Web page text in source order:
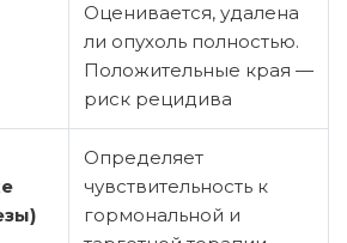
Оценивается, удалена
ли опухоль полностью.
Положительные края —
риск рецидива
Определяет
чувствительность к
гормональной и